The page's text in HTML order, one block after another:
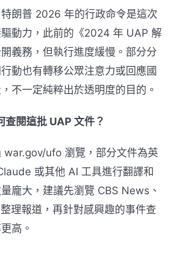
朗普 2026 年的行政命令是這次
動力，此前的《2024 年 UAP 解
義務，但執行進度緩慢。部分分
動也有轉移公眾注意力或回應國
不一定純粹出於透明度的目的。
查閱這批 UAP 文件？
war.gov/ufo 瀏覽，部分文件為英
或其他 AI 工具進行翻譯和
龐大，建議先瀏覽 CBS News、
理報道，再針對感興趣的事件查
高。